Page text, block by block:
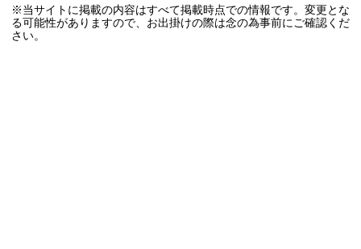
※当サイトに掲載の内容はすべて掲載時点での情報です。変更とな
る可能性がありますので、お出掛けの際は念の為事前にご確認くだ
さい。